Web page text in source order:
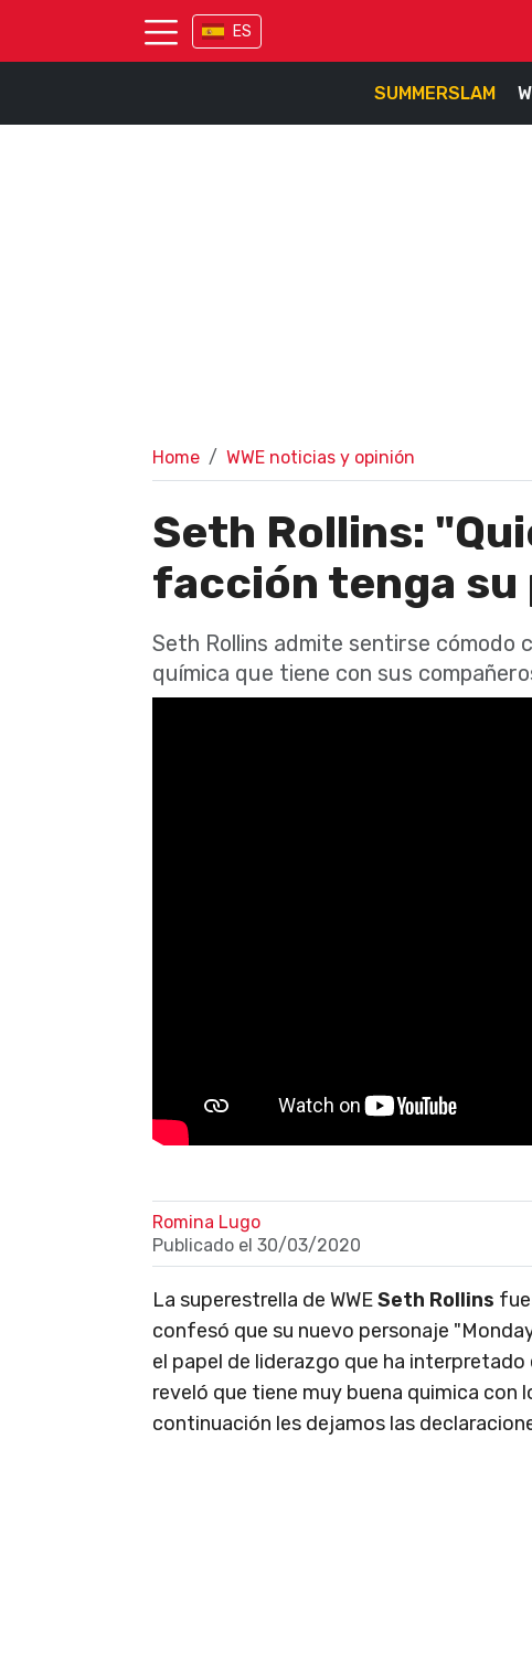
ES
SUMMERSLAM
Home WWE noticias y opinión
Seth Rollins:
facción tenga
Seth Rollins admite sentirse cómodo
química que tiene con sus
Romina Lugo
Publicado el 30/03/2020
La superestrella de WWESeth Rollins
confesó que su nuevo personaje
el papel de liderazgo que ha
reveló que tiene muy buena quimica con
continuación les dejamos las